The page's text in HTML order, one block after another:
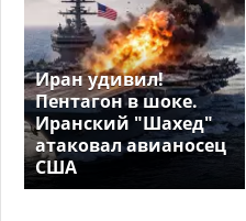
Иран удивил!
Пентагон в шоке.
Иранский "Шахед"
атаковал авианосец
США